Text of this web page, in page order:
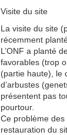
Visite du site
La visite du site
récemment
L’ONF a planté
favorables (trop
(partie haute), le
d’arbustes
présentent pas
pourtour.
Ce problème
restauration du